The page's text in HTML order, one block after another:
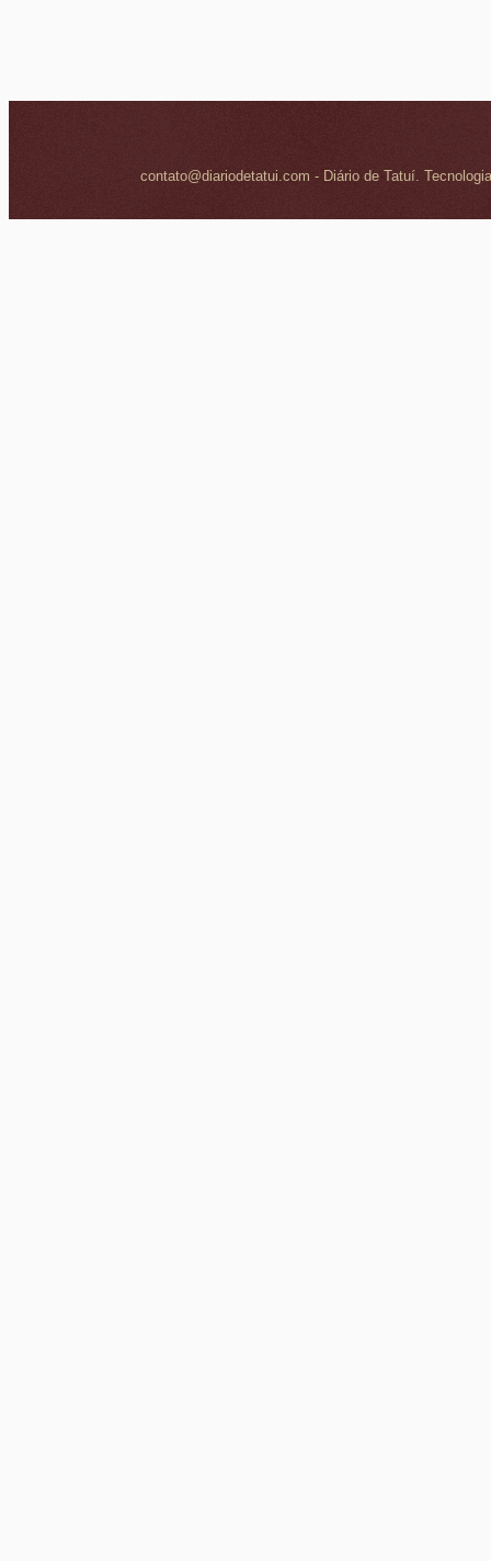
contato@diariodetatui.com - Diário de Tatuí.